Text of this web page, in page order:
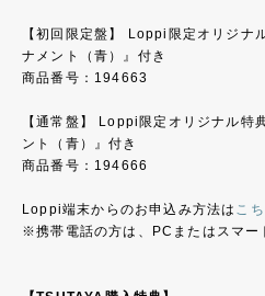
【初回限定盤】 Loppi限定オリジナ
ナメント（青）』付き
商品番号：194663
【通常盤】 Loppi限定オリジナル特
ント（青）』付き
商品番号：194666
Loppi端末からのお申込み方法は こ
※携帯電話の方は、PCまたはスマー